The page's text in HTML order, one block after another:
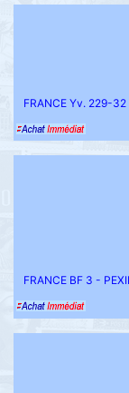
FRANCE Yv. 229-
FRANCE BF 3 -